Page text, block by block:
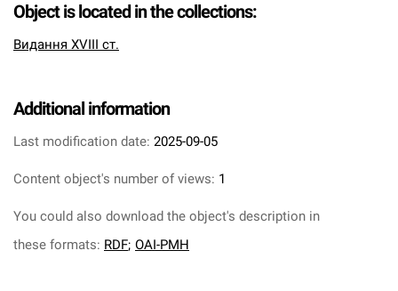
Object is located in the collections:
Видання XVIII ст.
Additional information
Last modification date: 2025-09-05
Content object's number of views: 1
You could also download the object's description in
these formats: RDF; OAI-PMH